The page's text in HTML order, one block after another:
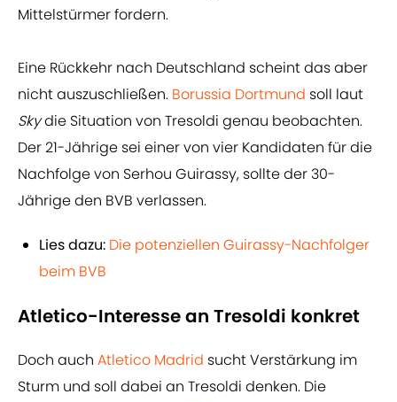
Mittelstürmer fordern.
Eine Rückkehr nach Deutschland scheint das aber
nicht auszuschließen. Borussia Dortmund soll laut
Skydie Situation von Tresoldi genau beobachten.
Der 21-Jährige sei einer von vier Kandidaten für die
Nachfolge von Serhou Guirassy, sollte der 30-
Jährige den BVB verlassen.
Lies dazu: Die potenziellen Guirassy-Nachfolger
beim BVB
Atletico-Interesse an Tresoldi konkret
Doch auch Atletico Madrid sucht Verstärkung im
Sturm und soll dabei an Tresoldi denken. Die